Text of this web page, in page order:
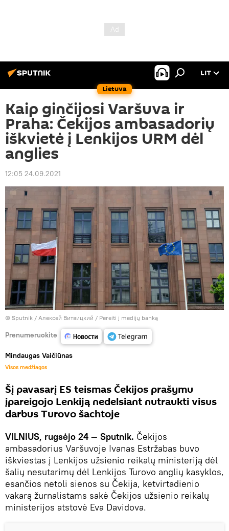
Lietuva
LIT
Kaip ginčijosi Varšuva ir
Praha: Čekijos ambasadorių
iškvietė į Lenkijos URM dėl
anglies
12:05 24.09.2021
© Sputnik / Алексей Витвицкий / Pereiti į medijų banką
Prenumeruokite
Mindaugas Vaičiūnas
Visos medžiagos
Šį pavasarį ES teismas Čekijos prašymu
įpareigojo Lenkiją nedelsiant nutraukti visus
darbus Turovo šachtoje
VILNIUS, rugsėjo 24 — Sputnik. Čekijos
ambasadorius Varšuvoje Ivanas Estržabas buvo
iškviestas į Lenkijos užsienio reikalų ministeriją dėl
šalių nesutarimų dėl Lenkijos Turovo anglių kasyklos,
esančios netoli sienos su Čekija, ketvirtadienio
vakarą žurnalistams sakė Čekijos užsienio reikalų
ministerijos atstovė Eva Davidova.